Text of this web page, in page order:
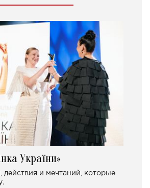
України»
действия и мечтаний, которые